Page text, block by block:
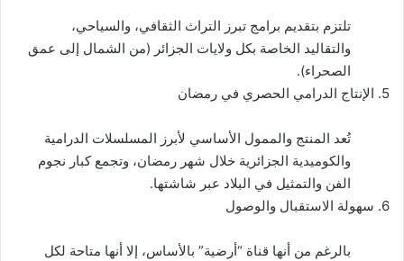
تلتزم بتقديم برامج تبرز التراث الثقافي، والسياحي،
والتقاليد الخاصة بكل ولايات الجزائر (من الشمال إلى عمق
الصحراء).
5. الإنتاج الدرامي الحصري في رمضان
تُعد المنتج والممول الأساسي لأبرز المسلسلات الدرامية
والكوميدية الجزائرية خلال شهر رمضان، وتجمع كبار نجوم
الفن والتمثيل في البلاد عبر شاشتها.
6. سهولة الاستقبال والوصول
بالرغم من أنها قناة “أرضية” بالأساس، إلا أنها متاحة لكل